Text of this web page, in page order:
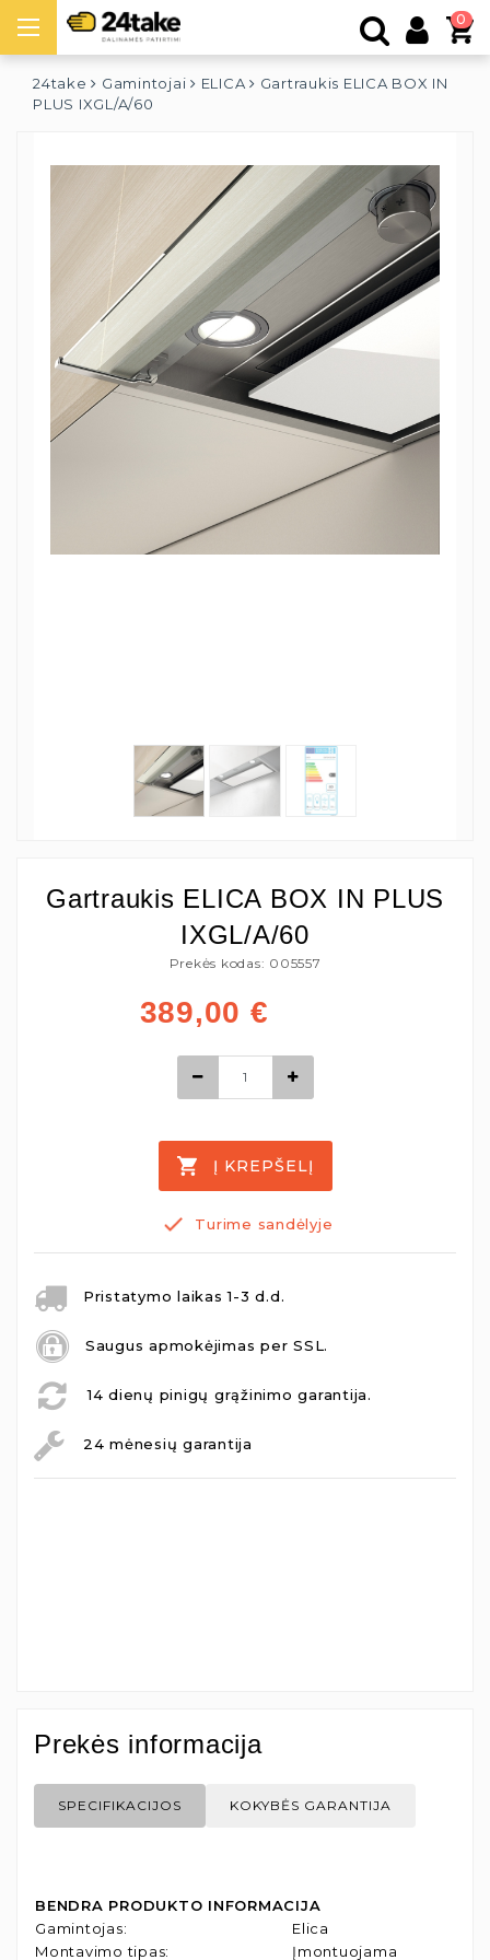
0
24take Gamintojai ELICA
Gartraukis ELICA BOX IN
PLUS IXGL/A/60
Gartraukis ELICA BOX IN PLUS
IXGL/A/60
Prekės kodas: 005557
389,00 €
Į KREPŠELĮ
Turime sandėlyje
Pristatymo laikas 1-3 d.d.
Saugus apmokėjimas per SSL.
14 dienų pinigų grąžinimo garantija.
24 mėnesių garantija
Prekės informacija
SPECIFIKACIJOS KOKYBĖS GARANTIJA
BENDRA PRODUKTO INFORMACIJA
Gamintojas:
Elica
Montavimo tipas: Įmontuojama